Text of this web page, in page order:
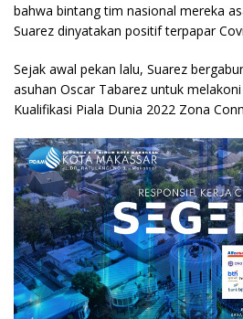
bahwa bintang tim nasional mereka
Suarez dinyatakan positif terpapar
Sejak awal pekan lalu, Suarez
asuhan Oscar Tabarez untuk
Kualifikasi Piala Dunia 2022 Zona